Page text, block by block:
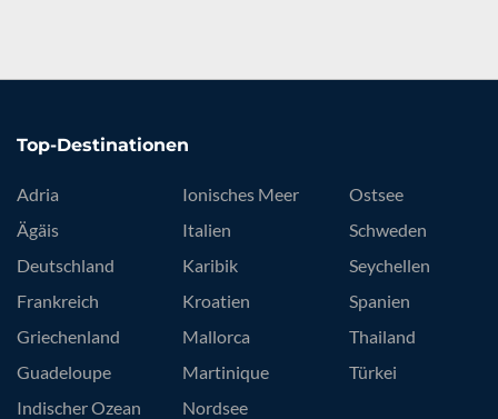
Top-Destinationen
Adria
Ägäis
Deutschland
Frankreich
Griechenland
Guadeloupe
Indischer Ozean
Ionisches Meer
Italien
Karibik
Kroatien
Mallorca
Martinique
Nordsee
Ostsee
Schweden
Seychellen
Spanien
Thailand
Türkei